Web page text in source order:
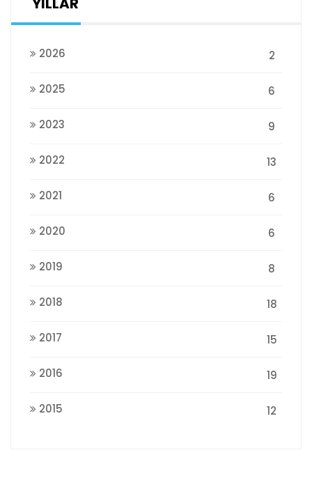
2026 2
2025 6
2023 9
2022 13
2021 6
2020 6
2019 8
2018 18
2017 15
2016 19
2015 12